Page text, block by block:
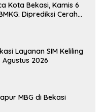
Kota Bekasi, Kamis 6
Diprediksi Cerah
Layanan SIM Keliling
2026
MBG di Bekasi